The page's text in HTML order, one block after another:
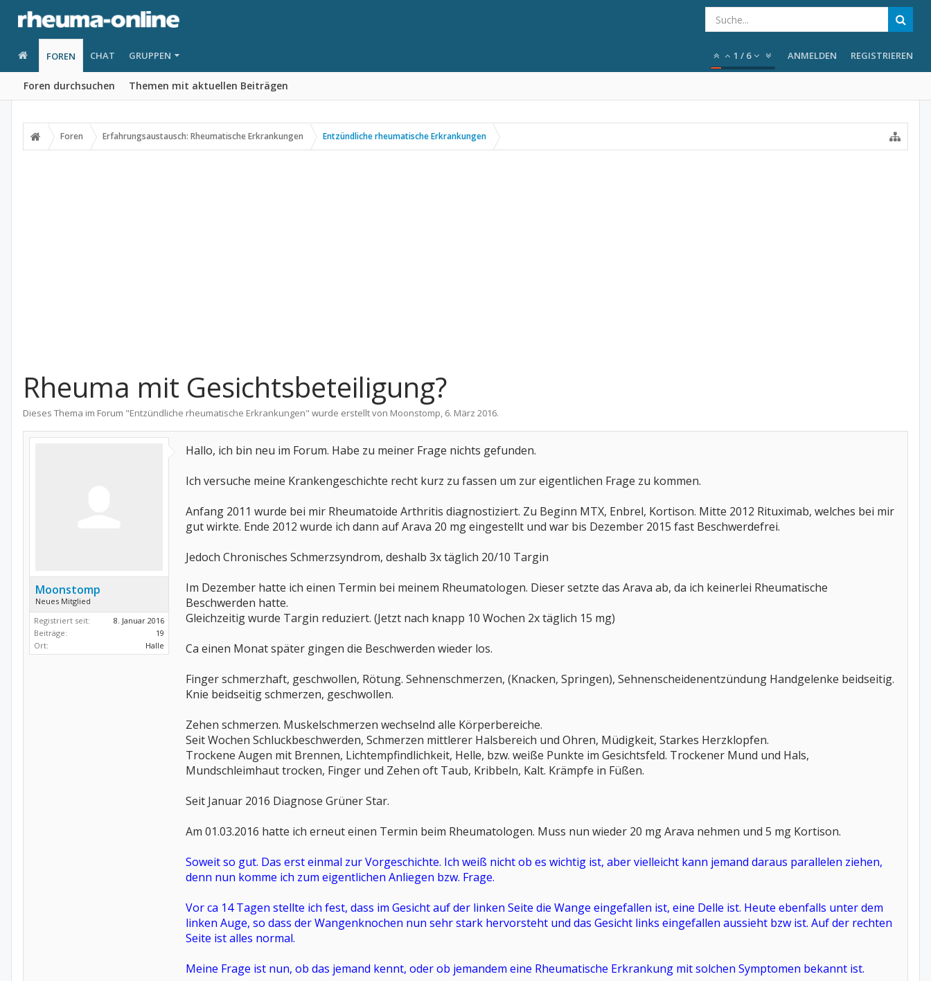
FOREN
Foren durchsuchen Themen mit aktuellen Beiträgen
CHAT GRUPPEN 1 / 6 ANMELDEN REGISTRIEREN
Foren Erfahrungsaustausch: Rheumatische Erkrankungen Entzündliche rheumatische Erkrankungen
Rheuma mit Gesichtsbeteiligung?
Dieses Thema im Forum "Entzündliche rheumatische Erkrankungen" wurde erstellt von Moonstomp, 6. März 2016.
Moonstomp
Neues Mitglied
Registriert seit:
8. Januar 2016
Beiträge:
19
Ort:
Halle
Hallo, ich bin neu im Forum. Habe zu meiner Frage nichts gefunden.
Ich versuche meine Krankengeschichte recht kurz zu fassen um zur eigentlichen Frage zu kommen.
Anfang 2011 wurde bei mir Rheumatoide Arthritis diagnostiziert. Zu Beginn MTX, Enbrel, Kortison. Mitte 2012 Rituximab, welches bei mir
gut wirkte. Ende 2012 wurde ich dann auf Arava 20 mg eingestellt und war bis Dezember 2015 fast Beschwerdefrei.
Jedoch Chronisches Schmerzsyndrom, deshalb 3x täglich 20/10 Targin
Im Dezember hatte ich einen Termin bei meinem Rheumatologen. Dieser setzte das Arava ab, da ich keinerlei Rheumatische
Beschwerden hatte.
Gleichzeitig wurde Targin reduziert. (Jetzt nach knapp 10 Wochen 2x täglich 15 mg)
Ca einen Monat später gingen die Beschwerden wieder los.
Finger schmerzhaft, geschwollen, Rötung. Sehnenschmerzen, (Knacken, Springen), Sehnenscheidenentzündung Handgelenke beidseitig.
Knie beidseitig schmerzen, geschwollen.
Zehen schmerzen. Muskelschmerzen wechselnd alle Körperbereiche.
Seit Wochen Schluckbeschwerden, Schmerzen mittlerer Halsbereich und Ohren, Müdigkeit, Starkes Herzklopfen.
Trockene Augen mit Brennen, Lichtempfindlichkeit, Helle, bzw. weiße Punkte im Gesichtsfeld. Trockener Mund und Hals,
Mundschleimhaut trocken, Finger und Zehen oft Taub, Kribbeln, Kalt. Krämpfe in Füßen.
Seit Januar 2016 Diagnose Grüner Star.
Am 01.03.2016 hatte ich erneut einen Termin beim Rheumatologen. Muss nun wieder 20 mg Arava nehmen und 5 mg Kortison.
Soweit so gut. Das erst einmal zur Vorgeschichte. Ich weiß nicht ob es wichtig ist, aber vielleicht kann jemand daraus parallelen ziehen,
denn nun komme ich zum eigentlichen Anliegen bzw. Frage.
Vor ca 14 Tagen stellte ich fest, dass im Gesicht auf der linken Seite die Wange eingefallen ist, eine Delle ist. Heute ebenfalls unter dem
linken Auge, so dass der Wangenknochen nun sehr stark hervorsteht und das Gesicht links eingefallen aussieht bzw ist. Auf der rechten
Seite ist alles normal.
Meine Frage ist nun, ob das jemand kennt, oder ob jemandem eine Rheumatische Erkrankung mit solchen Symptomen bekannt ist.